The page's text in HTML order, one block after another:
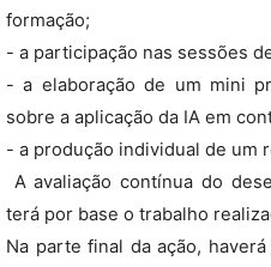
formação;
- a participação nas sessões
- a elaboração de um mini
sobre a aplicação da IA em
- a produção individual de um
 A avaliação contínua do
terá por base o trabalho
Na parte final da ação,